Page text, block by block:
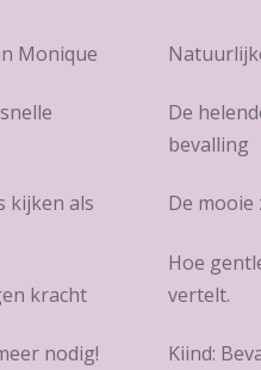
Monique
kijken als
kracht
nodig!
De
bevalling
De mooie
Hoe
vertelt.
Kiind: